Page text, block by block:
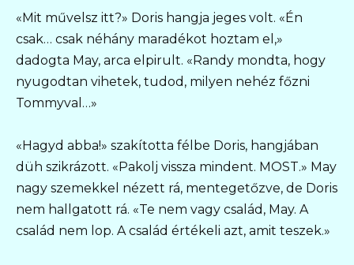
«Mit művelsz itt?» Doris hangja jeges volt. «Én
csak… csak néhány maradékot hoztam el,»
dadogta May, arca elpirult. «Randy mondta, hogy
nyugodtan vihetek, tudod, milyen nehéz főzni
Tommyval…»
«Hagyd abba!» szakította félbe Doris, hangjában
düh szikrázott. «Pakolj vissza mindent. MOST.» May
nagy szemekkel nézett rá, mentegetőzve, de Doris
nem hallgatott rá. «Te nem vagy család, May. A
család nem lop. A család értékeli azt, amit teszek.»